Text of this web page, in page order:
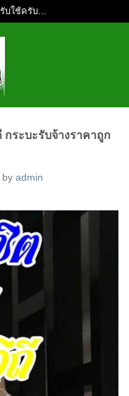
บใช้ครับ...
ระบะรับจ้างราคาถูก
by admin